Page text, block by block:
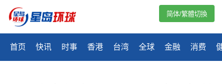
首页 快讯 时事 香港 台湾 全球 金融 消费
简体/繁體切換